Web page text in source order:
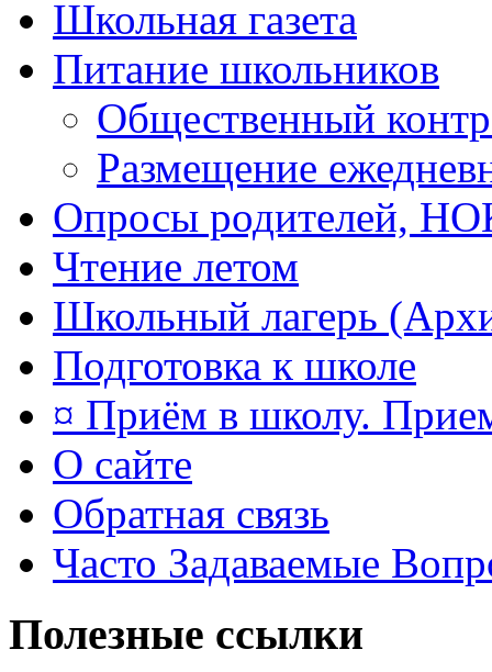
Школьная газета
Питание школьников
Общественный
Размещение
Опросы родителей,
Чтение летом
Школьный лагерь
Подготовка к школе
¤ Приём в школу.
О сайте
Обратная связь
Часто Задаваемые
Полезные ссылки